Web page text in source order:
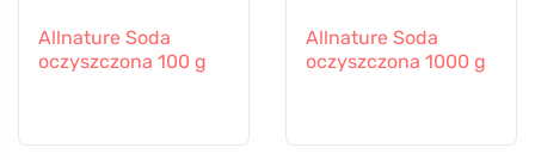
Allnature Soda
oczyszczona 100 g
Allnature Soda
oczyszczona 1000 g